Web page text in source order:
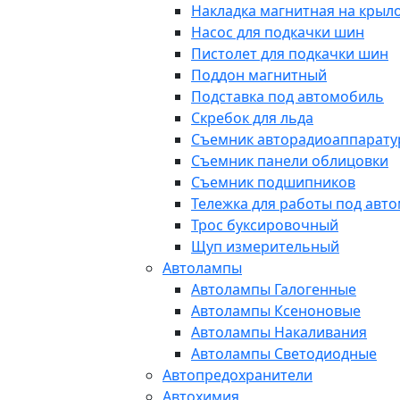
Накладка магнитная на
Насос для подкачки шин
Пистолет для подкачки шин
Поддон магнитный
Подставка под автомобиль
Скребок для льда
Съемник
Съемник панели облицовки
Съемник подшипников
Тележка для работы под
Трос буксировочный
Щуп измерительный
Автолампы
Автолампы Галогенные
Автолампы Ксеноновые
Автолампы Накаливания
Автолампы Светодиодные
Автопредохранители